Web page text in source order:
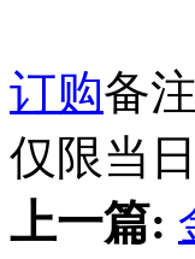
订购备
仅限当
上一篇: